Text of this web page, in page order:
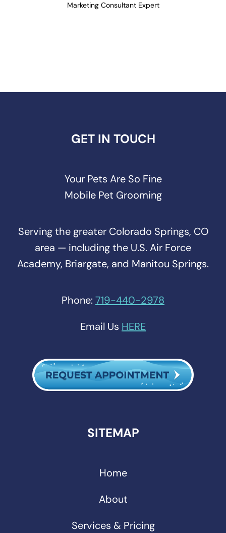
Marketing Consultant Expert
GET IN TOUCH
Your Pets Are So Fine
Mobile Pet Grooming
Serving the greater Colorado Springs, CO
area — including the U.S. Air Force
Academy, Briargate, and Manitou Springs.
Phone: 719-440-2978
Email Us HERE
SITEMAP
Home
About
Services & Pricing